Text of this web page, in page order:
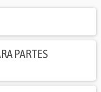
PARTES